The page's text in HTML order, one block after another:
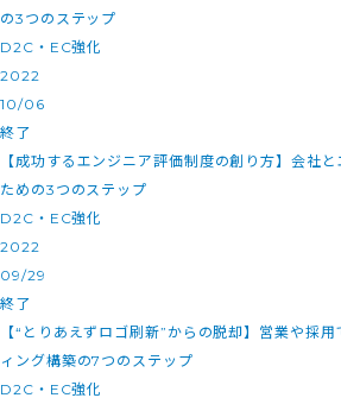
の3つのステップ
D2C・EC強化
2022
10/06
終了
【成功するエンジニア評価制度の創り方】会社
ための3つのステップ
D2C・EC強化
2022
09/29
終了
【“とりあえずロゴ刷新”からの脱却】営業や採
ィング構築の7つのステップ
D2C・EC強化